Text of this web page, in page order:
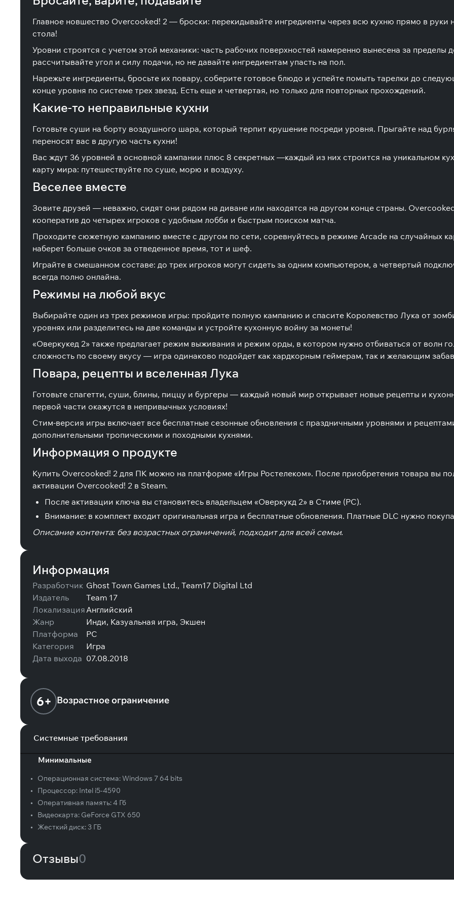
Главное новшество Overcooked! 2 — броски: перекидывайте ингредиенты через всю кухню прямо в руки
стола!
Уровни строятся с учетом этой механики: часть рабочих поверхностей намеренно вынесена за пределы
рассчитывайте угол и силу подачи, но не давайте ингредиентам упасть на пол.
Нарежьте ингредиенты, бросьте их повару, соберите готовое блюдо и успейте помыть тарелки до
конце уровня по системе трех звезд. Есть еще и четвертая, но только для повторных прохождений.
Какие-то неправильные кухни
Готовьте суши на борту воздушного шара, который терпит крушение посреди уровня. Прыгайте над
переносят вас в другую часть кухни!
Вас ждут 36 уровней в основной кампании плюс 8 секретных —каждый из них строится на уникальном
карту мира: путешествуйте по суше, морю и воздуху.
Веселее вместе
Зовите друзей — неважно, сидят они рядом на диване или находятся на другом конце страны.
кооператив до четырех игроков с удобным лобби и быстрым поиском матча.
Проходите сюжетную кампанию вместе с другом по сети, соревнуйтесь в режиме Arcade на случайных
наберет больше очков за отведенное время, тот и шеф.
Играйте в смешанном составе: до трех игроков могут сидеть за одним компьютером, а четвертый
всегда полно онлайна.
Режимы на любой вкус
Выбирайте один из трех режимов игры: пройдите полную кампанию и спасите Королевство Лука от
уровнях или разделитесь на две команды и устройте кухонную войну за монеты!
«Оверкукед 2» также предлагает режим выживания и режим орды, в котором нужно отбиваться от волн
сложность по своему вкусу — игра одинаково подойдет как хардкорным геймерам, так и желающим
Повара, рецепты и вселенная Лука
Готовьте спагетти, суши, блины, пиццу и бургеры — каждый новый мир открывает новые рецепты и
первой части окажутся в непривычных условиях!
Стим-версия игры включает все бесплатные сезонные обновления с праздничными уровнями и
дополнительными тропическими и походными кухнями.
Информация о продукте
Купить Overcooked! 2 для ПК можно на платформе «Игры Ростелеком». После приобретения товара вы
активации Overcooked! 2 в Steam.
После активации ключа вы становитесь владельцем «Оверкукд 2» в Стиме (PC).
Внимание: в комплект входит оригинальная игра и бесплатные обновления. Платные DLC нужно
Описание контента: без возрастных ограничений, подходит для всей семьи.
Информация
Разработчик Ghost Town Games Ltd., Team17 Digital Ltd
Издатель
Team 17
ЛокализацияАнглийский
Жанр
Инди, Казуальная игра, Экшен
Платформа
PC
Категория
Игра
Дата выхода 07.08.2018
6+ Возрастное ограничение
Системные требования
Минимальные
• Операционная система:Windows 7 64 bits
•
Процессор: Intel i5-4590
•
Оперативная память:4 Гб
•
Видеокарта: GeForce GTX 650
•
Жесткий диск: 3 ГБ
Отзывы0